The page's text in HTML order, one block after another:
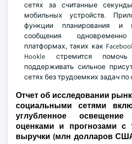
сетях за считанные
мобильных устройств.
функции планирования и
сообщения
платформах, таких как
Hookle стремится помочь
поддерживать сильное
сетях без трудоемких задач по
Отчет об исследовании
социальными сетями
углубленное
оценками и прогнозами с
выручки (млн долларов